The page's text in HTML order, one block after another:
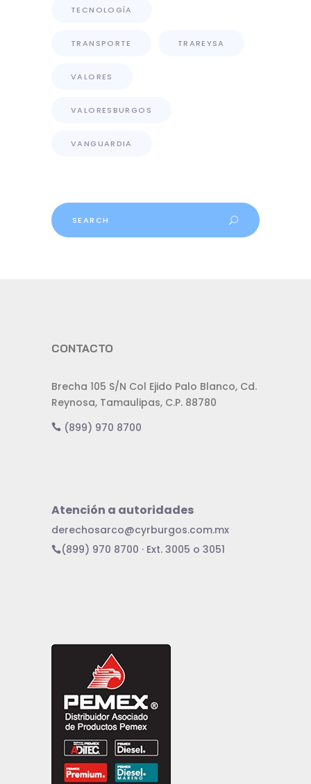
TECNOLOGÍA
TRANSPORTE TRAREYSA
VALORES
VALORESBURGOS
VANGUARDIA
Search
for:
CONTACTO
Brecha 105 S/N Col Ejido Palo Blanco, Cd.
Reynosa, Tamaulipas, C.P. 88780
(899) 970 8700
Atención a autoridades
derechosarco@cyrburgos.com.mx
(899) 970 8700 · Ext. 3005 o 3051